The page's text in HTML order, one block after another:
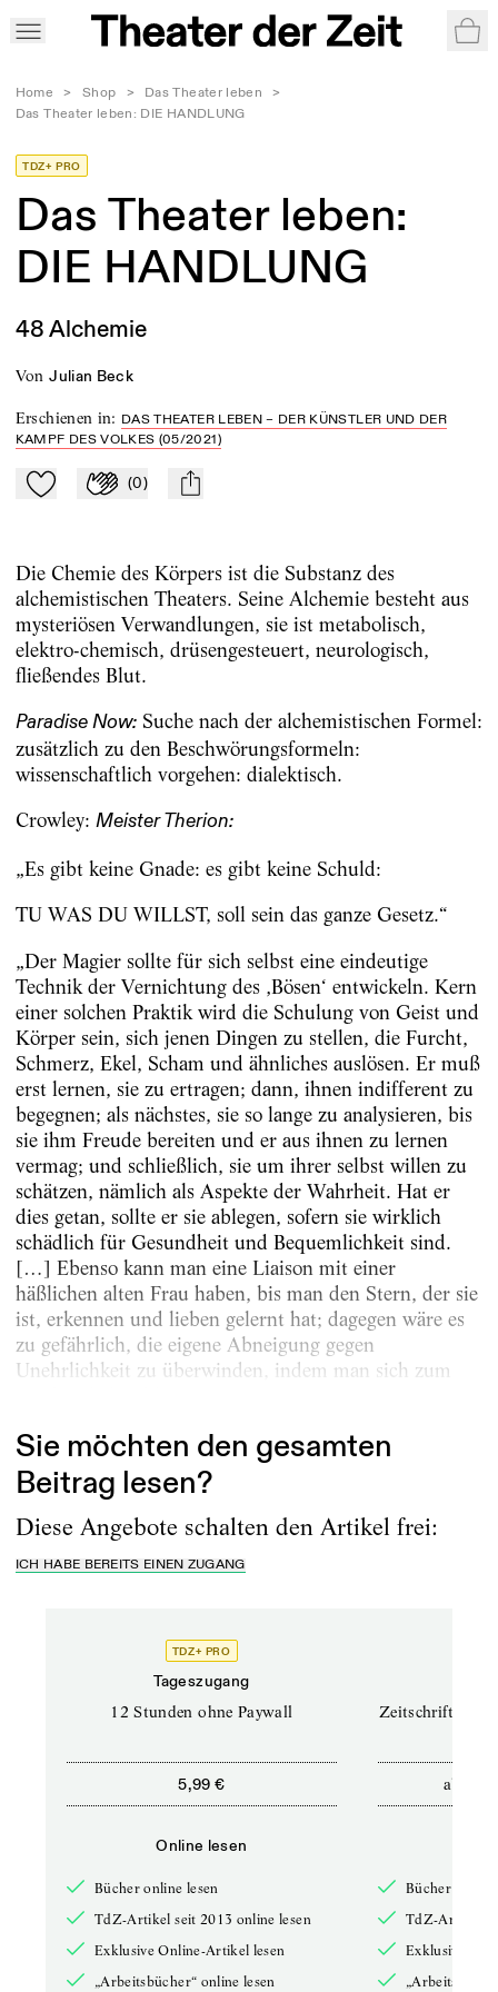
Home > Shop > Das Theater leben
>
Das Theater leben: DIE HANDLUNG
TDZ+ PRO
Das Theater leben:
DIE HANDLUNG
48 Alchemie
von Julian Beck
Erschienen in: DAS THEATER LEBEN – DER KÜNSTLER UND DER
KAMPF DES VOLKES (05/2021)
Zu Mein-TdZ hinzufügen
Applaudieren
(0) mail
Die Chemie des Körpers ist die Substanz des
alchemistischen Theaters. Seine Alchemie besteht aus
mysteriösen Verwandlungen, sie ist metabolisch,
elektro-chemisch, drüsengesteuert, neurologisch,
fließendes Blut.
Paradise Now:Suche nach der alchemistischen Formel:
zusätzlich zu den Beschwörungsformeln:
wissenschaftlich vorgehen: dialektisch.
Crowley: Meister Therion:
„Es gibt keine Gnade: es gibt keine Schuld:
TU WAS DU WILLST, soll sein das ganze Gesetz.“
„Der Magier sollte für sich selbst eine eindeutige
Technik der Vernichtung des ‚Bösen‘ entwickeln. Kern
einer solchen Praktik wird die Schulung von Geist und
Körper sein, sich jenen Dingen zu stellen, die Furcht,
Schmerz, Ekel, Scham und ähnliches auslösen. Er muß
erst lernen, sie zu ertragen; dann, ihnen indifferent zu
begegnen; als nächstes, sie so lange zu analysieren, bis
sie ihm Freude bereiten und er aus ihnen zu lernen
vermag; und schließlich, sie um ihrer selbst willen zu
schätzen, nämlich als Aspekte der Wahrheit. Hat er
dies getan, sollte er sie ablegen, sofern sie wirklich
schädlich für Gesundheit und Bequemlichkeit sind.
[…] Ebenso kann man eine Liaison mit einer
häßlichen alten Frau haben, bis man den Stern, der sie
ist, erkennen und lieben gelernt hat; dagegen wäre es
zu gefährlich, die eigene Abneigung gegen
Unehrlichkeit zu überwinden, indem man sich zum
Sie möchten den gesamten
Beitrag lesen?
Diese Angebote schalten den Artikel frei:
ICH HABE BEREITS EINEN ZUGANG
TDZ+ PRO
Tageszugang
12 Stunden ohne Paywall
5,99 €
Online lesen
Bücher online lesen
TdZ-Artikel seit 2013 online lesen
Exklusive Online-Artikel lesen
„Arbeitsbücher“ online lesen
Zeitschriften
ab
Bücher online
TdZ-Artikel
Exklusive